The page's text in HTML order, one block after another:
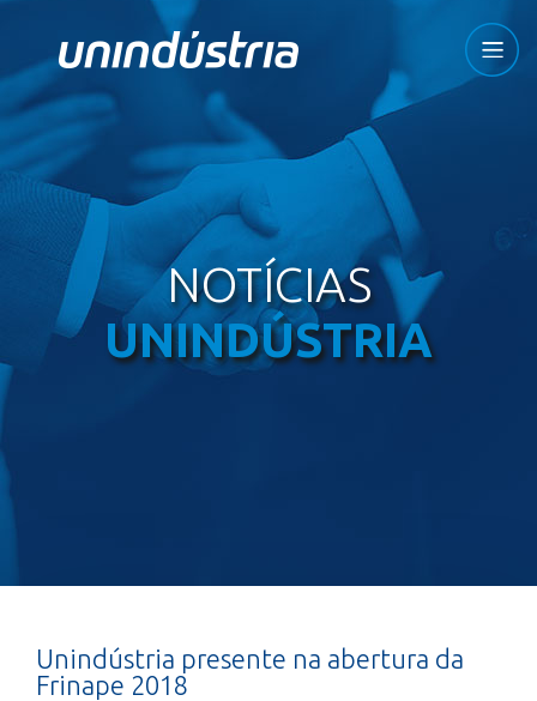
NOTÍCIAS
UNINDÚSTRIA
Unindústria presente na abertura da
Frinape 2018